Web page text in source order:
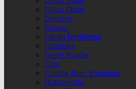
Döviz Detay
Dövizler
Eczane
Favori İçeriklerim
Gazeteler
Genel Ayarlar
Giriş
Günlük Burç Yorumları
Hakkımızda